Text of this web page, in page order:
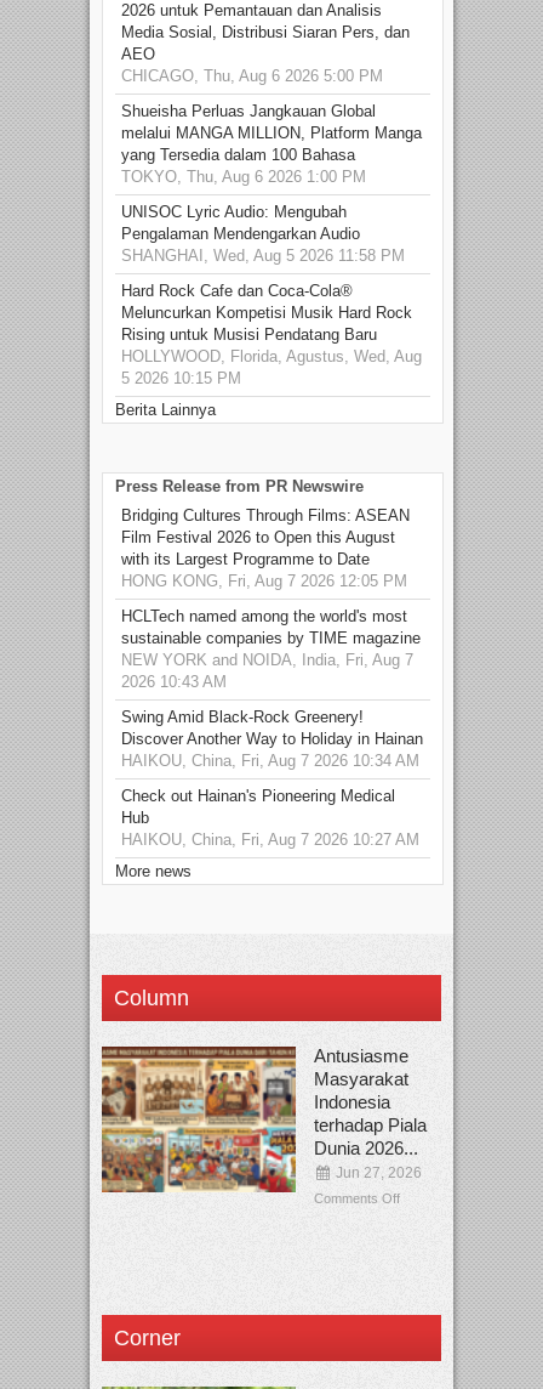
2026 untuk Pemantauan dan Analisis
Media Sosial, Distribusi Siaran Pers, dan
AEO
CHICAGO, Thu, Aug 6 2026 5:00 PM
Shueisha Perluas Jangkauan Global
melalui MANGA MILLION, Platform Manga
yang Tersedia dalam 100 Bahasa
TOKYO, Thu, Aug 6 2026 1:00 PM
UNISOC Lyric Audio: Mengubah
Pengalaman Mendengarkan Audio
SHANGHAI, Wed, Aug 5 2026 11:58 PM
Hard Rock Cafe dan Coca-Cola®
Meluncurkan Kompetisi Musik Hard Rock
Rising untuk Musisi Pendatang Baru
HOLLYWOOD, Florida, Agustus, Wed, Aug
5 2026 10:15 PM
Berita Lainnya
Press Release from PR Newswire
Bridging Cultures Through Films: ASEAN
Film Festival 2026 to Open this August
with its Largest Programme to Date
HONG KONG, Fri, Aug 7 2026 12:05 PM
HCLTech named among the world's most
sustainable companies by TIME magazine
NEW YORK and NOIDA, India, Fri, Aug 7
2026 10:43 AM
Swing Amid Black‑Rock Greenery!
Discover Another Way to Holiday in Hainan
HAIKOU, China, Fri, Aug 7 2026 10:34 AM
Check out Hainan's Pioneering Medical
Hub
HAIKOU, China, Fri, Aug 7 2026 10:27 AM
More news
Column
Antusiasme
Masyarakat
Indonesia
terhadap Piala
Dunia 2026...
Jun 27, 2026
Comments Off
Corner